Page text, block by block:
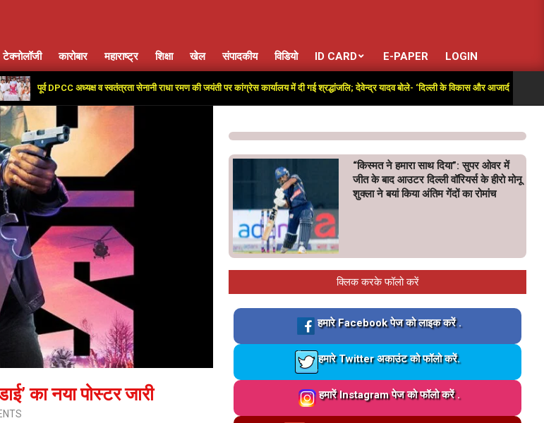
Primary
Navigation
टेक्नोलॉजी कारोबार महाराष्ट्र शिक्षा खेल संपादकीय विडियो ID CARD E-PAPER LOGIN
DPCC अध्यक्ष व स्वतंत्रता सेनानी राधा रमण की जयंती पर कांग्रेस कार्यालय में दी गई श्रद्धांजलि; देवेन्द्र यादव बोले- ‘दिल्ली के विकास और आजादी की लड़ाई में अतुलनीय
का नया पोस्टर जारी
“किस्मत ने हमारा साथ दिया”: सुपर ओवर में
जीत के बाद आउटर दिल्ली वॉरियर्स के हीरो मोनू
शुक्ला ने बयां किया अंतिम गेंदों का रोमांच
क्लिक करके फॉलो करें
Loading…
हमारे Facebook पेज को लाइक करें .
Loading…
हमारे Twitter अकाउंट को फॉलो करें.
Loading…
हमारें Instagram पेज को फॉलो करें .